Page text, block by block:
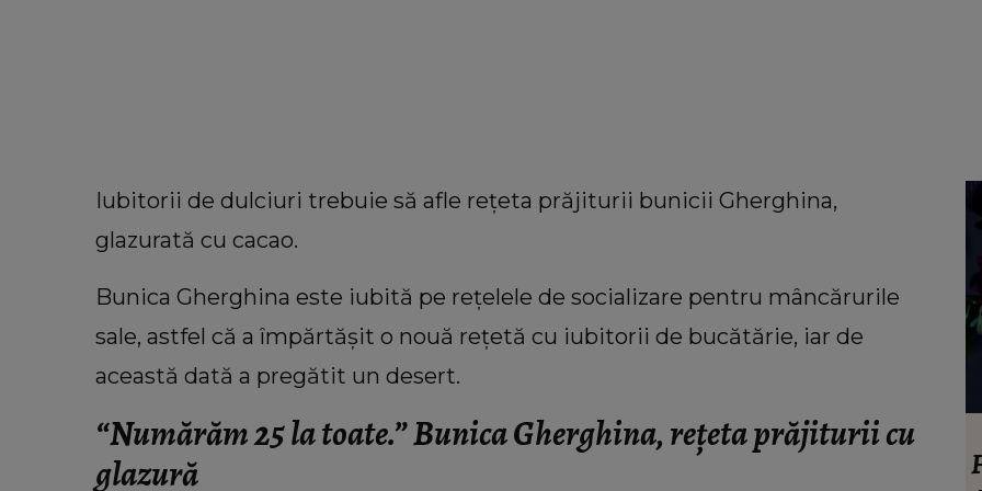
Iubitorii de dulciuri trebuie să afle rețeta prăjiturii bunicii Gherghina,
glazurată cu cacao.
Bunica Gherghina este iubită pe rețelele de socializare pentru mâncărurile
sale, astfel că a împărtășit o nouă rețetă cu iubitorii de bucătărie, iar de
această dată a pregătit un desert.
“Numărăm 25 la toate.”Bunica Gherghina, rețeta prăjiturii cu
glazură
INFORMATIILE ZILEI
Sora lui Mario Berinde, dezvăluiri
LIFESTYLE
Floarea care te reprezintă în funcție de